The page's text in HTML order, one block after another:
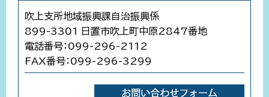
吹上支所地域振興課自治振興係
899-3301 日置市吹上町中原2847番地
電話番号：099-296-2112
FAX番号：099-296-3299